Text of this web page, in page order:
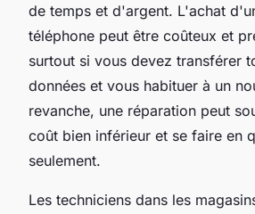
de temps et d'argent. L'achat
téléphone peut être coûteux et
surtout si vous devez transférer
données et vous habituer à un
revanche, une réparation peut
coût bien inférieur et se faire en
seulement.
Les techniciens dans les